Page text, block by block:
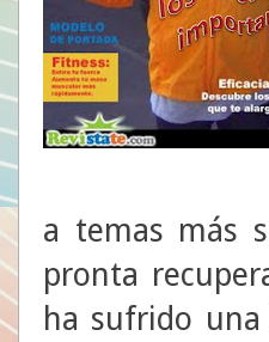
a temas más
pronta
ha sufrido